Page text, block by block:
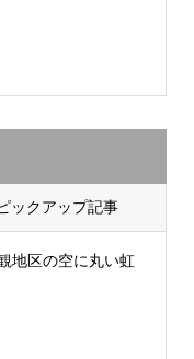
ックアップ記事
地区の空に丸い虹